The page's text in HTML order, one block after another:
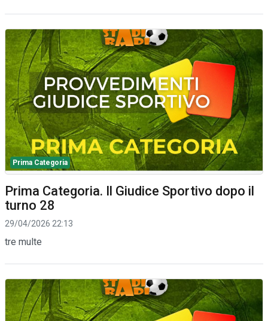
Prima Categoria
Prima Categoria. Il Giudice Sportivo dopo il
turno 28
29/04/2026 22:13
tre multe